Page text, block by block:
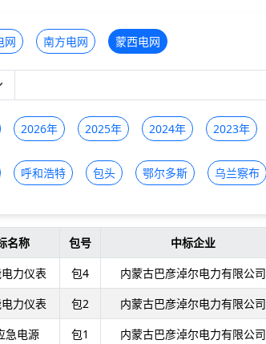
网 南方电网 蒙西电网
2026年 2025年 2024年 2023年
呼和浩特 包头 鄂尔多斯 乌兰察布
名称 包号 中标企业
力仪表 包4 内蒙古巴彦淖尔电力有限公司
力仪表 包2 内蒙古巴彦淖尔电力有限公司
急电源 包1 内蒙古巴彦淖尔电力有限公司